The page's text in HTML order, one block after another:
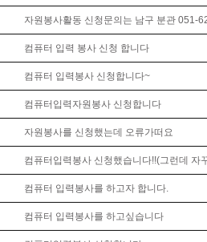
자원봉사활동 신청문의는 남구 분관 051-
컴퓨터 입력 봉사 신청 합니다
컴퓨터 입력봉사 신청합니다~
컴퓨터입력자원봉사 신청합니다
자원봉사를 신청했는데 오류가떠요
컴퓨터입력봉사 신청했습니다!!(그런데 자
컴퓨터 입력봉사를 하고자 합니다.
컴퓨터 입력봉사를 하고싶습니다